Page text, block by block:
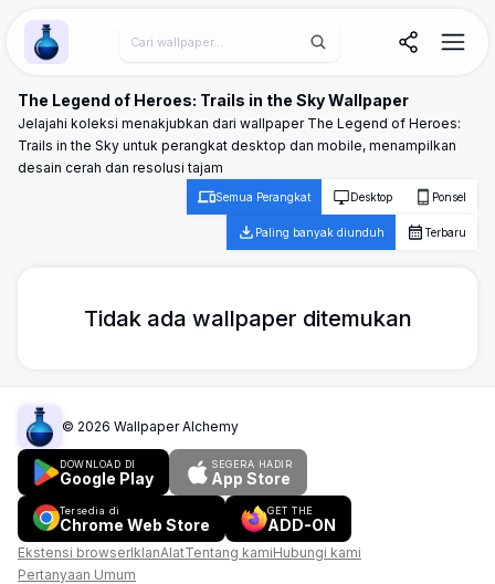
Wallpaper Alchemy
The Legend of Heroes: Trails in the Sky Wallpaper
Jelajahi koleksi menakjubkan dari wallpaper The Legend of Heroes:
Trails in the Sky untuk perangkat desktop dan mobile, menampilkan
desain cerah dan resolusi tajam
Semua Perangkat Desktop Ponsel
Paling banyak diunduh Terbaru
Tidak ada wallpaper ditemukan
© 2026 Wallpaper Alchemy
DOWNLOAD DI
Google Play
SEGERA HADIR
App Store
Tersedia di
Chrome Web Store
GET THE
ADD-ON
Ekstensi browserIklanAlatTentang kamiHubungi kami
Pertanyaan Umum